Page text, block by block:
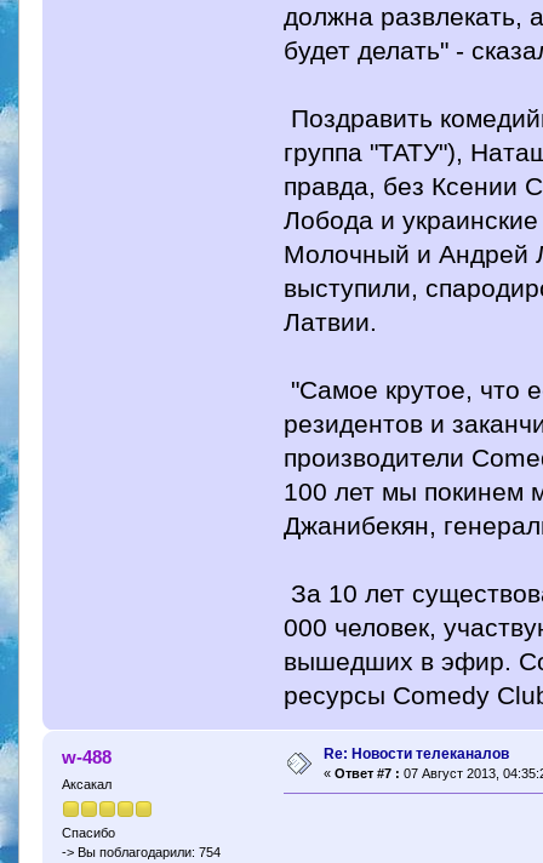
должна развлекать,
будет делать" -
Поздравить
группа "ТАТУ"),
правда, без Ксении
Лобода и
Молочный и Андрей
выступили,
Латвии.
"Самое крутое, что
резидентов и
производители
100 лет мы покинем
Джанибекян,
За 10 лет
000 человек,
вышедших в эфир.
ресурсы Comedy
w-488
Аксакал
Спасибо
-> Вы поблагодарили: 754
Re: Новости телеканалов
« Ответ #7 : 07 Август 2013,